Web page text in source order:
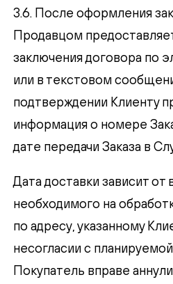
3.6. После оформления
Продавцом
заключения договора по
или в текстовом
подтверждении Клиенту
информация о номере
дате передачи Заказа в
Дата доставки зависит от
необходимого на
по адресу, указанному
несогласии с
Покупатель вправе